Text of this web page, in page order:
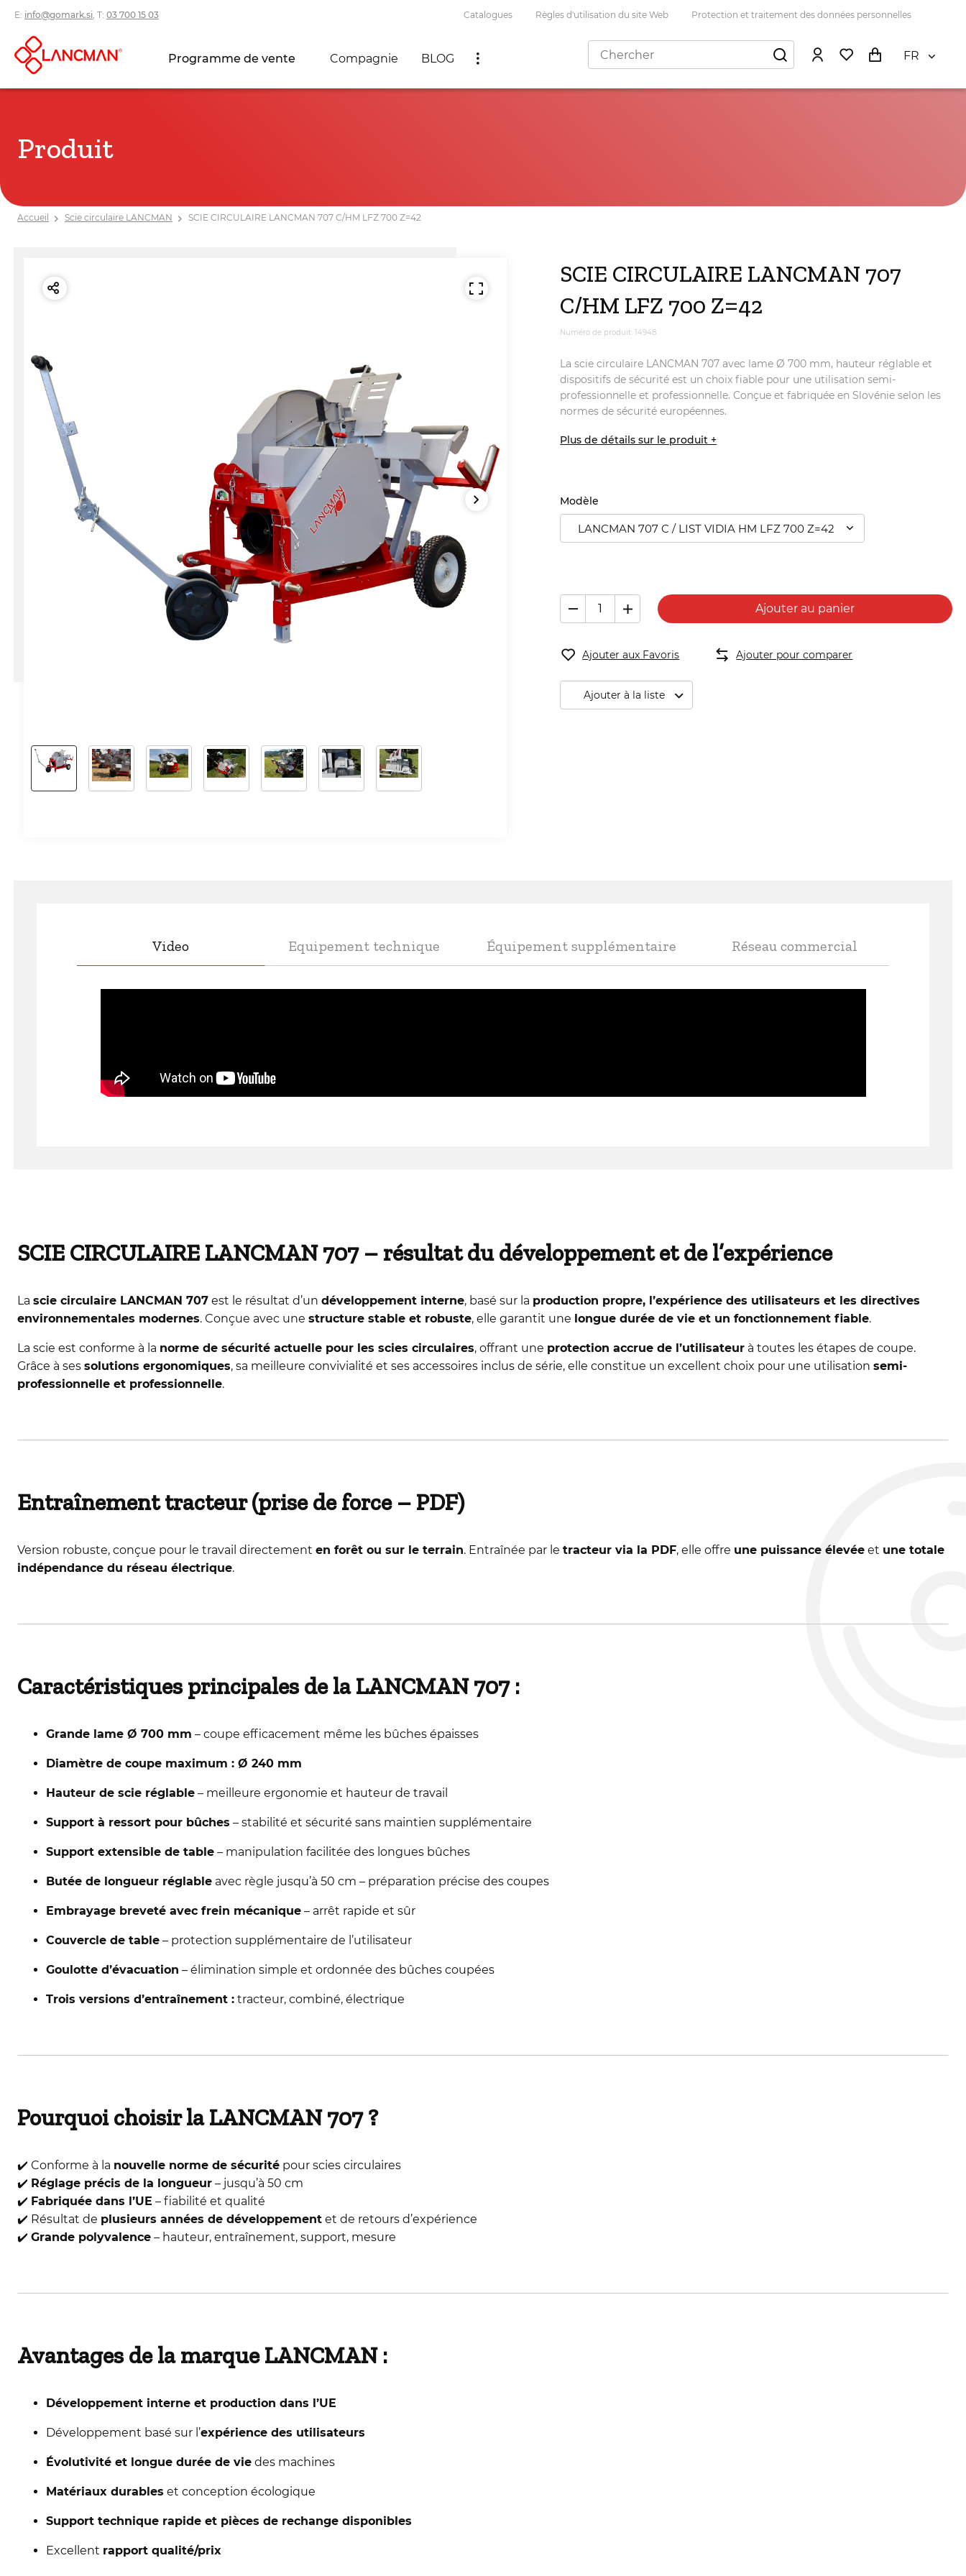
E: info@gomark.si , T: 03 700 15 03 Catalogues Règles d'utilisation du site Web Protection et traitement des données personnelles
Programme de vente Compagnie BLOG FR
Produit
Accueil Scie circulaire LANCMAN SCIE CIRCULAIRE LANCMAN 707 C/HM LFZ 700 Z=42
SCIE CIRCULAIRE LANCMAN 707
C/HM LFZ 700 Z=42
Numéro de produit: 14948
La scie circulaire LANCMAN 707 avec lame Ø 700 mm, hauteur réglable et
dispositifs de sécurité est un choix fiable pour une utilisation semi-
professionnelle et professionnelle. Conçue et fabriquée en Slovénie selon les
normes de sécurité européennes.
Plus de détails sur le produit +
Modèle
LANCMAN 707 C / LIST VIDIA HM LFZ 700 Z=42
Ajouter au panier
Ajouter aux Favoris Ajouter pour comparer
Ajouter à la liste
Video Equipement technique Équipement supplémentaire Réseau commercial
SCIE CIRCULAIRE LANCMAN 707 – résultat du développement et de l’expérience
La scie circulaire LANCMAN 707est le résultat d’un développement interne, basé sur la production propre, l’expérience des utilisateurs et les directives
environnementales modernes. Conçue avec une structure stable et robuste, elle garantit une longue durée de vie et un fonctionnement fiable.
La scie est conforme à la norme de sécurité actuelle pour les scies circulaires, offrant une protection accrue de l’utilisateurà toutes les étapes de coupe.
Grâce à ses solutions ergonomiques, sa meilleure convivialité et ses accessoires inclus de série, elle constitue un excellent choix pour une utilisation semi-
professionnelle et professionnelle.
Entraînement tracteur (prise de force – PDF)
Version robuste, conçue pour le travail directement en forêt ou sur le terrain. Entraînée par le tracteur via la PDF, elle offre une puissance élevéeet une totale
indépendance du réseau électrique.
Caractéristiques principales de la LANCMAN 707 :
Grande lame Ø 700 mm – coupe efficacement même les bûches épaisses
Diamètre de coupe maximum : Ø 240 mm
Hauteur de scie réglable– meilleure ergonomie et hauteur de travail
Support à ressort pour bûches – stabilité et sécurité sans maintien supplémentaire
Support extensible de table– manipulation facilitée des longues bûches
Butée de longueur réglableavec règle jusqu’à 50 cm – préparation précise des coupes
Embrayage breveté avec frein mécanique– arrêt rapide et sûr
Couvercle de table– protection supplémentaire de l’utilisateur
Goulotte d’évacuation – élimination simple et ordonnée des bûches coupées
Trois versions d’entraînement :tracteur, combiné, électrique
Pourquoi choisir la LANCMAN 707 ?
✔️ Conforme à la nouvelle norme de sécuritépour scies circulaires
✔️ Réglage précis de la longueur– jusqu’à 50 cm
✔️ Fabriquée dans l’UE – fiabilité et qualité
✔️ Résultat de plusieurs années de développementet de retours d’expérience
✔️ Grande polyvalence– hauteur, entraînement, support, mesure
Avantages de la marque LANCMAN :
Développement interne et production dans l’UE
Développement basé sur l’expérience des utilisateurs
Évolutivité et longue durée de viedes machines
Matériaux durables et conception écologique
Support technique rapide et pièces de rechange disponibles
Excellent rapport qualité/prix